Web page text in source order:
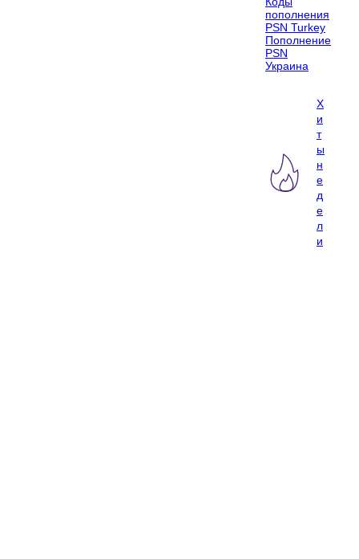
пополнения
PSN Turkey
Пополнение
PSN
Украина
Х
и
т
ы
н
е
д
е
л
и